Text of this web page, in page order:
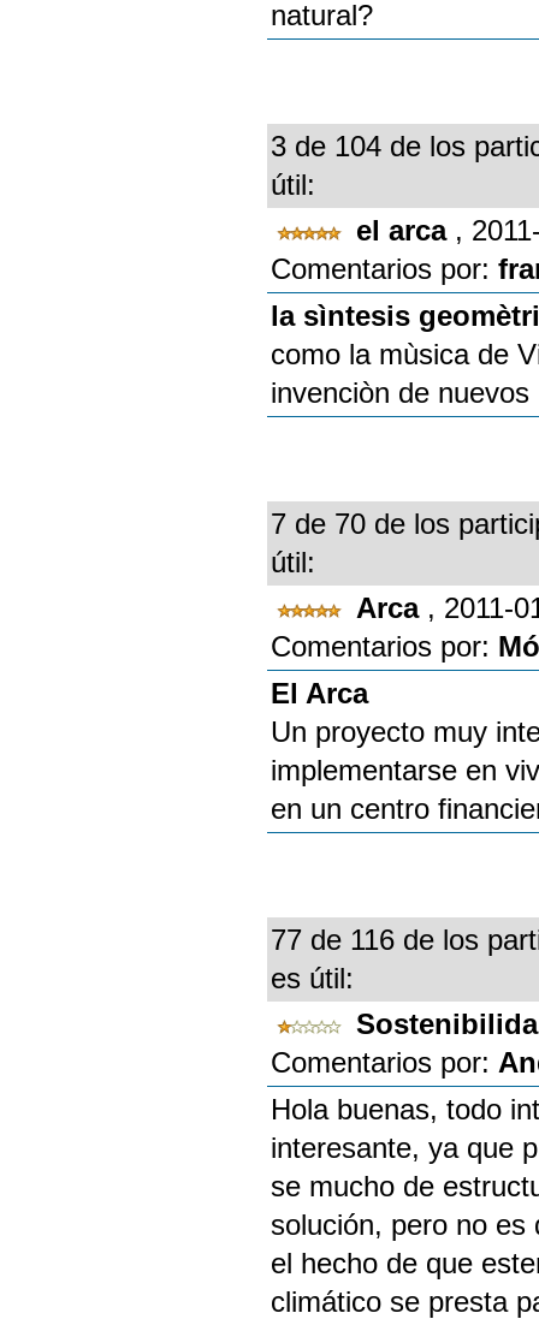
natural?
3 de 104 de los
útil:
el arca ,
Comentarios por:
la sìntesis
como la mùsica de
invenciòn de
7 de 70 de los
útil:
Arca , 2011-
Comentarios por:
El Arca
Un proyecto muy
implementarse en
en un centro
77 de 116 de los
es útil:
Comentarios por:
Hola buenas, todo
interesante, ya que
se mucho de
solución, pero no es
el hecho de que
climático se presta